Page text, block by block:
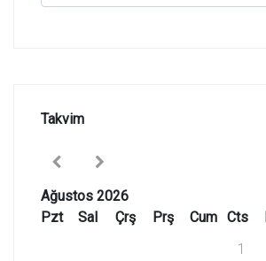
Takvim
Ağustos 2026
Pzt
Sal Çrş Prş Cum Cts
1